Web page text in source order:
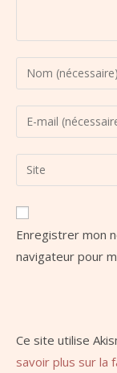
Enregistrer mon
navigateur pour
Ce site utilise
savoir plus sur la